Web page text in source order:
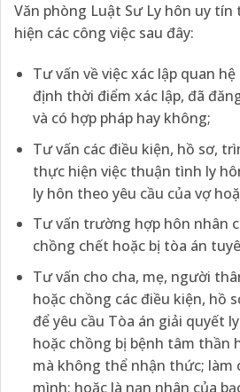
Văn phòng Luật Sư Ly hôn uy
hiện các công việc sau đây:
Tư vấn về việc xác lập quan
định thời điểm xác lập, đã
và có hợp pháp hay không;
Tư vấn các điều kiện, hồ sơ,
thực hiện việc thuận tình ly
ly hôn theo yêu cầu của vợ
Tư vấn trường hợp hôn nhân
chồng chết hoặc bị tòa án
Tư vấn cho cha, mẹ, người
hoặc chồng các điều kiện, hồ
để yêu cầu Tòa án giải quyết
hoặc chồng bị bệnh tâm thần
mà không thể nhận thức; làm
mình; hoặc là nạn nhân của